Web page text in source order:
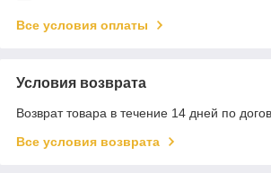
Все условия оплаты
Условия возврата
Возврат товара в течение 14 дней по
Все условия возврата